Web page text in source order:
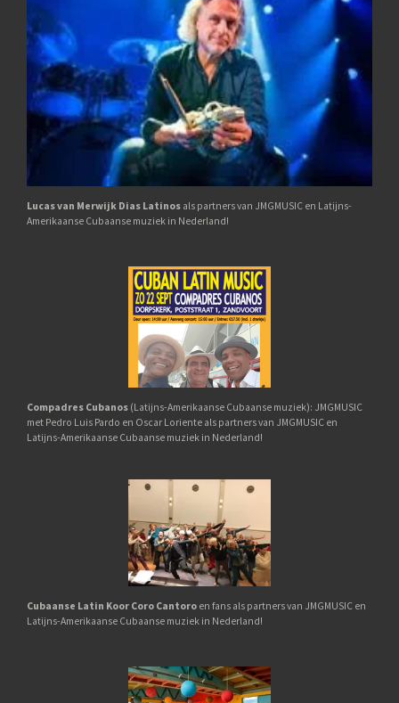
Lucas van Merwijk Dias Latinos als partners van JMGMUSIC en Latijns-
Amerikaanse Cubaanse muziek in Nederland!
Compadres Cubanos (Latijns-Amerikaanse Cubaanse muziek): JMGMUSIC
met Pedro Luis Pardo en Oscar Loriente als partners van JMGMUSIC en
Latijns-Amerikaanse Cubaanse muziek in Nederland!
Cubaanse Latin Koor Coro Cantoro en fans als partners van JMGMUSIC en
Latijns-Amerikaanse Cubaanse muziek in Nederland!